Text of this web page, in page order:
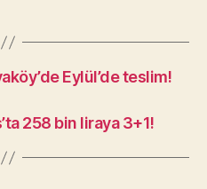
Eylül’de teslim!
258 bin liraya 3+1!